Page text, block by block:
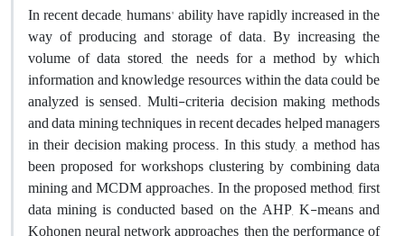
In recent decade, humans' ability have rapidly increased in the
way of producing and storage of data. By increasing the
volume of data stored, the needs for a method by which
information and knowledge resources within the data could be
analyzed is sensed. Multi-criteria decision making methods
and data mining techniques in recent decades helped managers
in their decision making process. In this study, a method has
been proposed for workshops clustering by combining data
mining and MCDM approaches. In the proposed method, first
data mining is conducted based on the AHP, K-means and